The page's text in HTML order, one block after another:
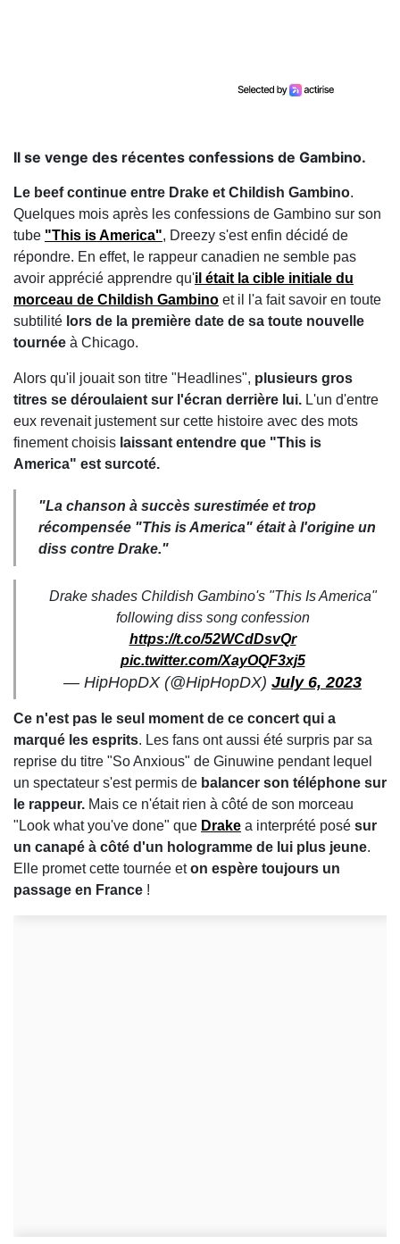
Il se venge des récentes confessions de Gambino.
Le beef continue entre Drake et Childish Gambino.
Quelques mois après les confessions de Gambino sur son
tube "This is America", Dreezy s'est enfin décidé de
répondre. En effet, le rappeur canadien ne semble pas
avoir apprécié apprendre qu'il était la cible initiale du
morceau de Childish Gambino et il l'a fait savoir en toute
subtilité lors de la première date de sa toute nouvelle
tournée à Chicago.
Alors qu'il jouait son titre "Headlines", plusieurs gros
titres se déroulaient sur l'écran derrière lui. L'un d'entre
eux revenait justement sur cette histoire avec des mots
finement choisis laissant entendre que "This is
America" est surcoté.
"La chanson à succès surestimée et trop
récompensée "This is America" était à l'origine un
diss contre Drake."
Drake shades Childish Gambino's "This Is America"
following diss song confession
https://t.co/52WCdDsvQr
pic.twitter.com/XayOQF3xj5
— HipHopDX (@HipHopDX) July 6, 2023
Ce n'est pas le seul moment de ce concert qui a
marqué les esprits. Les fans ont aussi été surpris par sa
reprise du titre "So Anxious" de Ginuwine pendant lequel
un spectateur s'est permis de balancer son téléphone sur
le rappeur. Mais ce n'était rien à côté de son morceau
"Look what you've done" que Drake a interprété posé sur
un canapé à côté d'un hologramme de lui plus jeune.
Elle promet cette tournée eton espère toujours un
passage en France !